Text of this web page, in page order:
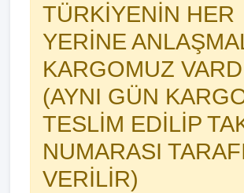
TÜRKİYENİN HER
YERİNE
KARGOMUZ
(AYNI GÜN
TESLİM EDİLİP
NUMARASI
VERİLİR)